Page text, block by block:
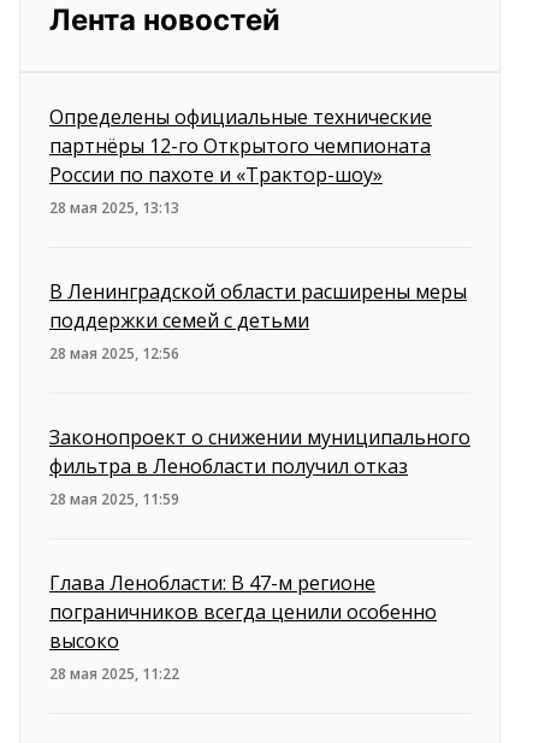
Лента новостей
Определены официальные технические
партнёры 12-го Открытого чемпионата
России по пахоте и «Трактор-шоу»
28 мая 2025, 13:13
В Ленинградской области расширены меры
поддержки семей с детьми
28 мая 2025, 12:56
Законопроект о снижении муниципального
фильтра в Ленобласти получил отказ
28 мая 2025, 11:59
Глава Ленобласти: В 47-м регионе
пограничников всегда ценили особенно
высоко
28 мая 2025, 11:22